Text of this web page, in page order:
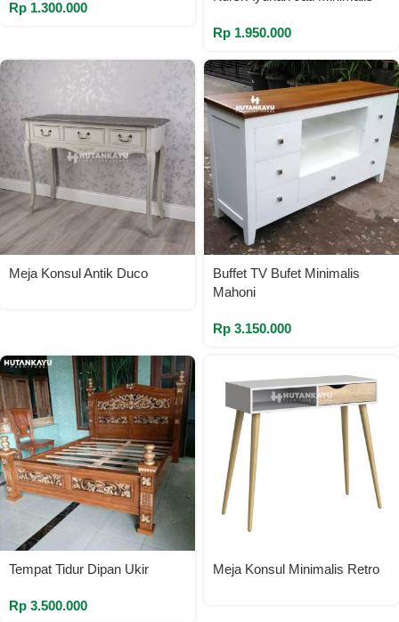
Rp 1.300.000
Rp 1.950.000
Meja Konsul Antik Duco
Buffet TV Bufet Minimalis
Mahoni
Rp 3.150.000
Tempat Tidur Dipan Ukir
Rp 3.500.000
Meja Konsul Minimalis Retro